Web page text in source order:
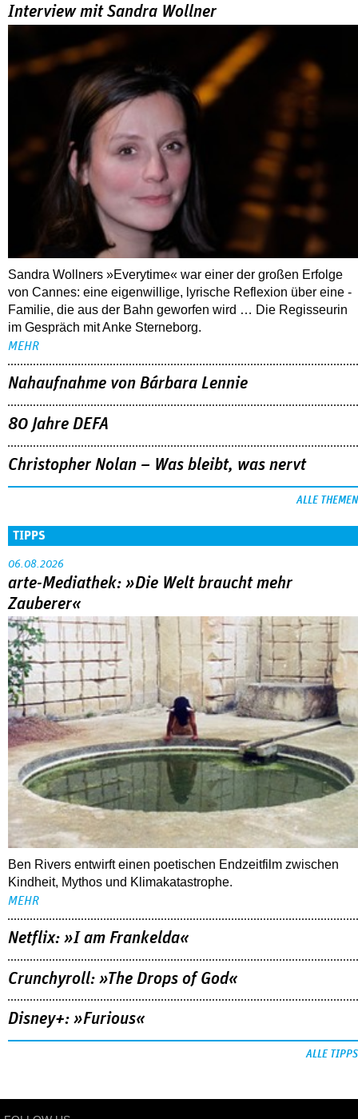
Interview mit Sandra Wollner
Sandra Wollners »Everytime« war einer der großen Erfolge
von Cannes: eine eigenwillige, lyrische Reflexion über eine ­
Familie, die aus der Bahn geworfen wird … Die Regisseurin
im Gespräch mit Anke Sterneborg.
MEHR
Nahaufnahme von Bárbara Lennie
80 Jahre DEFA
Christopher Nolan – Was bleibt, was nervt
ALLE THEMEN
TIPPS
06.08.2026
arte-Mediathek: »Die Welt braucht mehr
Zauberer«
Ben Rivers entwirft einen poetischen Endzeitfilm zwischen
Kindheit, Mythos und Klimakatastrophe.
MEHR
Netflix: »I am Frankelda«
Crunchyroll: »The Drops of God«
Disney+: »Furious«
ALLE TIPPS